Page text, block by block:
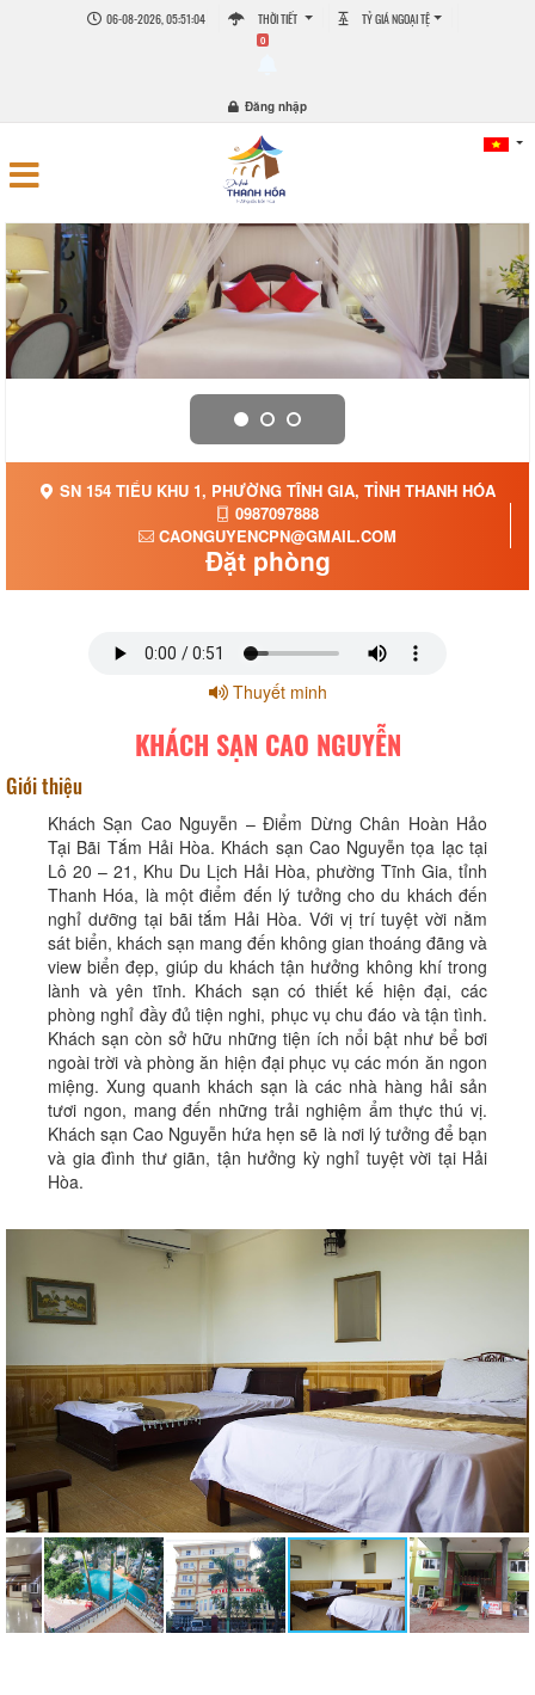
06-08-2026, 05:51:05 THỜI TIẾT TỶ GIÁ NGOẠI TỆ
0
Đăng nhập
SN 154 TIỂU KHU 1, PHƯỜNG TĨNH GIA, TỈNH THANH HÓA
0987097888
CAONGUYENCPN@GMAIL.COM
Đặt phòng
Thuyết minh
KHÁCH SẠN CAO NGUYỄN
Giới thiệu
Khách Sạn Cao Nguyễn – Điểm Dừng Chân Hoàn Hảo
Tại Bãi Tắm Hải Hòa. Khách sạn Cao Nguyễn tọa lạc tại
Lô 20 – 21, Khu Du Lịch Hải Hòa, phường Tĩnh Gia, tỉnh
Thanh Hóa, là một điểm đến lý tưởng cho du khách đến
nghỉ dưỡng tại bãi tắm Hải Hòa. Với vị trí tuyệt vời nằm
sát biển, khách sạn mang đến không gian thoáng đãng và
view biển đẹp, giúp du khách tận hưởng không khí trong
lành và yên tĩnh. Khách sạn có thiết kế hiện đại, các
phòng nghỉ đầy đủ tiện nghi, phục vụ chu đáo và tận tình.
Khách sạn còn sở hữu những tiện ích nổi bật như bể bơi
ngoài trời và phòng ăn hiện đại phục vụ các món ăn ngon
miệng. Xung quanh khách sạn là các nhà hàng hải sản
tươi ngon, mang đến những trải nghiệm ẩm thực thú vị.
Khách sạn Cao Nguyễn hứa hẹn sẽ là nơi lý tưởng để bạn
và gia đình thư giãn, tận hưởng kỳ nghỉ tuyệt vời tại Hải
Hòa.